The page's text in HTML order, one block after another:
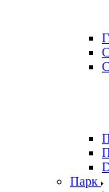
Парк